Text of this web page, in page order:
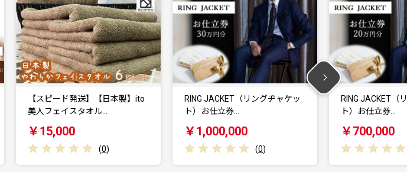
RING JACKET（リングヂャケッ
ト）お仕立券…
￥1,000,000
RING JACKET（リングヂャケッ
ト）お仕立券…
￥700,000
RING
ト）お仕立
￥